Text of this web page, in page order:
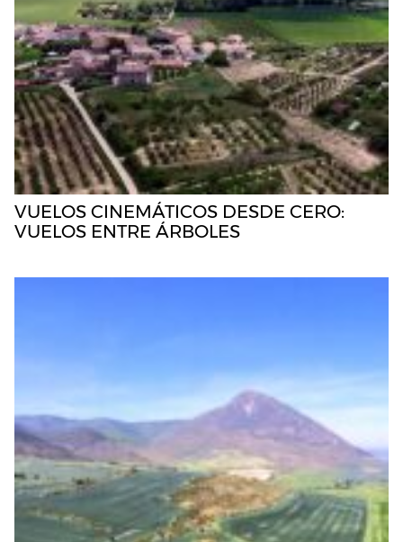
VUELOS CINEMÁTICOS DESDE CERO:
VUELOS ENTRE ÁRBOLES